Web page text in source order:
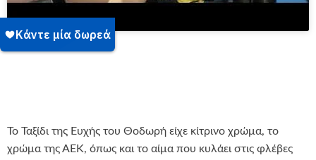
Το Ταξίδι της Ευχής του Θοδωρή είχε κίτρινο χρώμα, το
χρώμα της ΑΕΚ, όπως και το αίμα που κυλάει στις φλέβες